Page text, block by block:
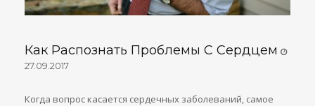
Как Распознать Проблемы С Сердцем
27.09.2017
Когда вопрос касается сердечных заболеваний, самое